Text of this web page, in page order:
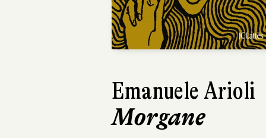
Emanuele Arioli
Morgane
Elizabeth
L'Éveil